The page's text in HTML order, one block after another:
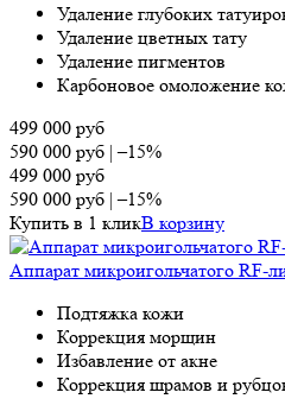
Удаление глубоких
Удаление цветных тату
Удаление пигментов
Карбоновое омоложение
499 000 руб
590 000 руб |–15%
499 000 руб
590 000 руб |–15%
Купить в 1 кликВ корзину
Аппарат микроигольчатого RF-
Подтяжка кожи
Коррекция морщин
Избавление от акне
Коррекция шрамов и